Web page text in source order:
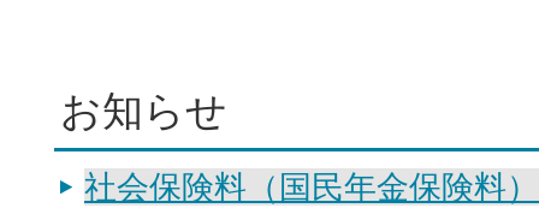
お知らせ
社会保険料（国民年金保険料